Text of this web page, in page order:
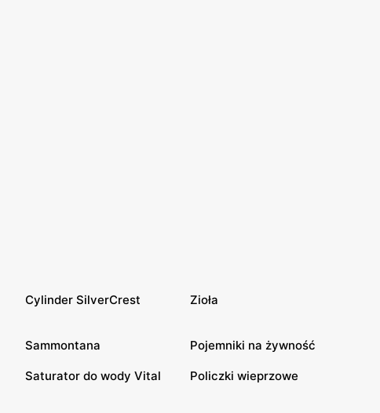
Cylinder SilverCrest Zioła
Sammontana Pojemniki na żywność
Saturator do wody Vital Policzki wieprzowe